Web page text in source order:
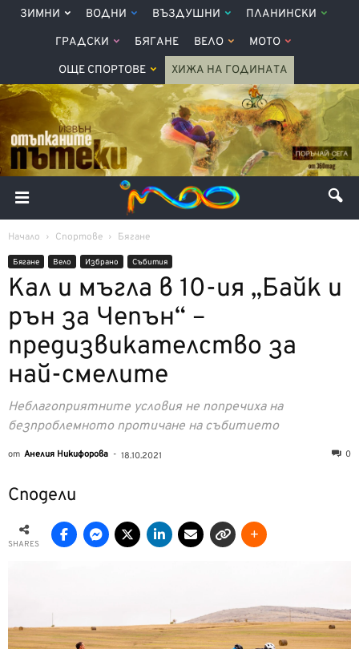
ЗИМНИ ВОДНИ ВЪЗДУШНИ ПЛАНИНСКИ
ГРАДСКИ БЯГАНЕ ВЕЛО МОТО
ОЩЕ СПОРТОВЕ ХИЖА НА ГОДИНАТА
Начало Спортове Бягане
Бягане Вело Избрано Събития
Кал и мъгла в 10-ия „Байк и
рън за Чепън“ –
предизвикателство за
най-смелите
Неблагоприятните условия не попречиха на
безпроблемното протичане на събитието
от Анелия Никифорова - 18.10.2021 0
Сподели
SHARES